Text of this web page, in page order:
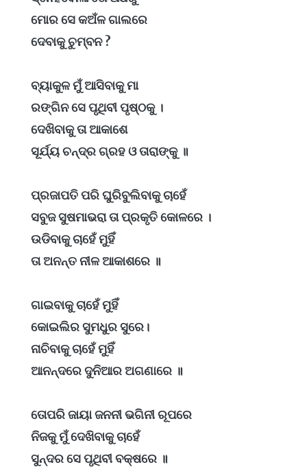
ମୋର ସେ କଅଁଳ ଗାଲରେ
ଦେବାକୁ ଚୁମ୍ବନ ?
ବ୍ୟାକୁଳ ମୁଁ ଆସିବାକୁ ମା
ରଙ୍ଗିନ ସେ ପୃଥିବୀ ପୃଷ୍ଠକୁ ।
ଦେଖିବାକୁ ତା ଆକାଶେ
ସୂର୍ଯ୍ୟ ଚନ୍ଦ୍ର ଗ୍ରହ ଓ ତାରାଙ୍କୁ ॥
ପ୍ରଜାପତି ପରି ଘୁରିବୁଲିବାକୁ ଚାହେଁ
ସବୁଜ ସୁଷମାଭରା ତା ପ୍ରକୃତି କୋଳରେ ।
ଉଡିବାକୁ ଚାହେଁ ମୁହିଁ
ତା ଅନନ୍ତ ନୀଳ ଆକାଶରେ ॥
ଗାଇବାକୁ ଚାହେଁ ମୁହିଁ
କୋଇଲିର ସୁମଧୁର ସୁରେ।
ନାଚିବାକୁ ଚାହେଁ ମୁହିଁ
ଆନନ୍ଦରେ ଦୁନିଆର ଅଗଣାରେ ॥
ତୋପରି ଜାୟା ଜନନୀ ଭଗିନୀ ରୂପରେ
ନିଜକୁ ମୁଁ ଦେଖିବାକୁ ଚାହେଁ
ସୁନ୍ଦର ସେ ପୃଥିବୀ ବକ୍ଷରେ ॥